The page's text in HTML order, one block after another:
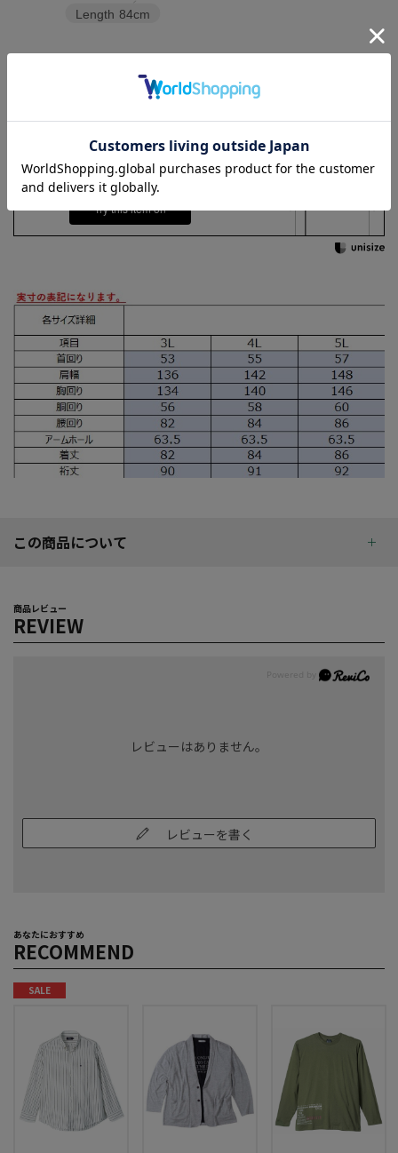
Length 84cm
3L 4L 5L
Check the recommended size
Try this item on
この商品について
商品レビュー
REVIEW
レビューはありません。
レビューを書く
あなたにおすすめ
RECOMMEND
SALE